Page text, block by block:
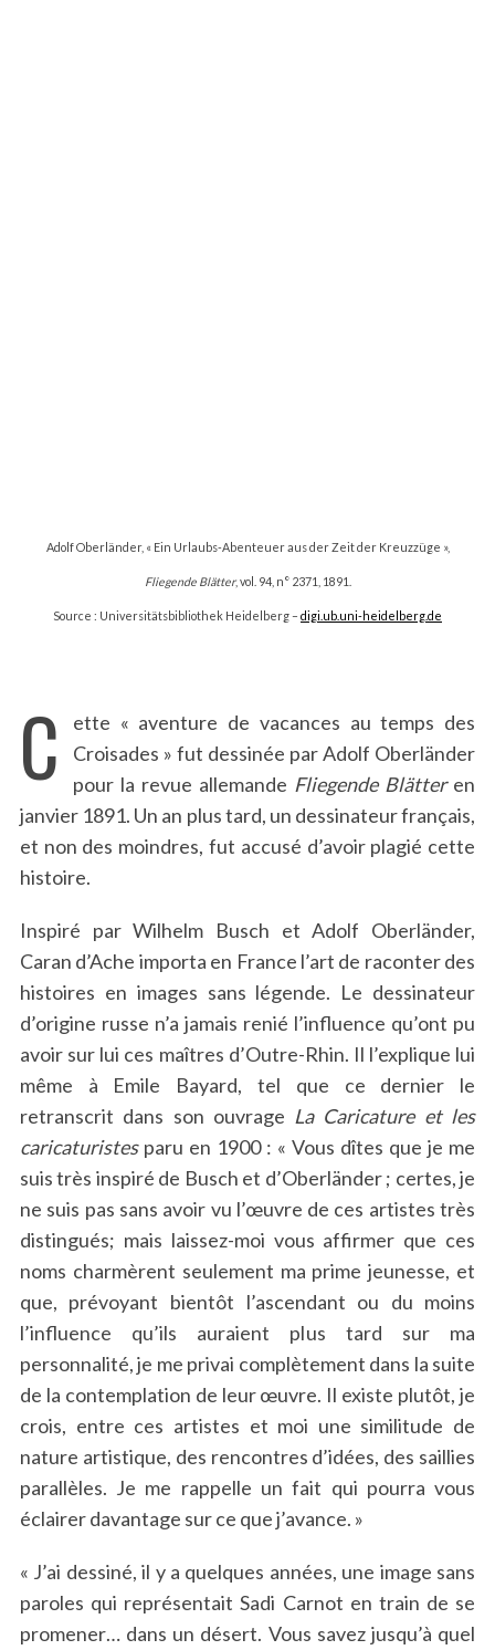
Adolf Oberländer, « Ein Urlaubs-Abenteuer aus der Zeit der Kreuzzüge »,
Fliegende Blätter, vol. 94, n° 2371, 1891.
Source : Universitätsbibliothek Heidelberg – digi.ub.uni-heidelberg.de
C
ette « aventure de vacances au temps des
Croisades » fut dessinée par Adolf Oberländer
pour la revue allemande Fliegende Blätteren
janvier 1891. Un an plus tard, un dessinateur français,
et non des moindres, fut accusé d’avoir plagié cette
histoire.
Inspiré par Wilhelm Busch et Adolf Oberländer,
Caran d’Ache importa en France l’art de raconter des
histoires en images sans légende. Le dessinateur
d’origine russe n’a jamais renié l’influence qu’ont pu
avoir sur lui ces maîtres d’Outre-Rhin. Il l’explique lui
même à Emile Bayard, tel que ce dernier le
retranscrit dans son ouvrage La Caricature et les
caricaturistesparu en 1900 : « Vous dîtes que je me
suis très inspiré de Busch et d’Oberländer ; certes, je
ne suis pas sans avoir vu l’œuvre de ces artistes très
distingués; mais laissez-moi vous affirmer que ces
noms charmèrent seulement ma prime jeunesse, et
que, prévoyant bientôt l’ascendant ou du moins
l’influence qu’ils auraient plus tard sur ma
personnalité, je me privai complètement dans la suite
de la contemplation de leur œuvre. Il existe plutôt, je
crois, entre ces artistes et moi une similitude de
nature artistique, des rencontres d’idées, des saillies
parallèles. Je me rappelle un fait qui pourra vous
éclairer davantage sur ce que j’avance. »
« J’ai dessiné, il y a quelques années, une image sans
paroles qui représentait Sadi Carnot en train de se
promener… dans un désert. Vous savez jusqu’à quel